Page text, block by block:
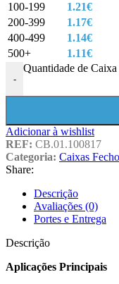
100-199
1.21€
200-399
1.17€
400-499
1.14€
500+
1.11€
-
Quantidade de
Adicionar à wishlist
REF: CB.01.100817
Categoria: Caixas
Share:
Descrição
Avaliações (0)
Portes e Entrega
Descrição
Aplicações Principais